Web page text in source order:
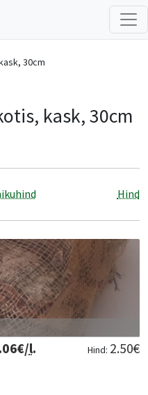
30cm
kask, 30cm
Hind
Hind: 2.50€
€/l.